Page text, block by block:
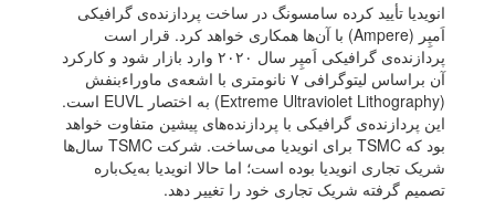
انویدیا تأیید کرده‌ سامسونگ در ساخت پردازنده‌ی گرافیکی
اَمپِر (Ampere) با آن‌ها همکاری خواهد کرد. قرار است
پردازنده‌ی گرافیکی اَمپِر سال ۲۰۲۰ وارد بازار شود و کارکرد
آن براساس لیتوگرافی ۷ نانومتری با اشعه‌ی ماوراءبنفش
(Extreme Ultraviolet Lithography) به اختصار EUVL است.
این پردازنده‌ی گرافیکی با پردازنده‌های پیشین متفاوت خواهد
بود که TSMC برای انویدیا می‌ساخت. شرکت TSMC سال‌ها
شریک تجاری انویدیا بوده است؛ اما حالا انویدیا به‌یک‌باره
تصمیم گرفته شریک تجاری خود را تغییر دهد.